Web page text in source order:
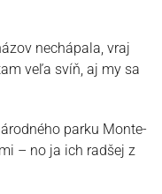
nechápala, vraj
veľa svíň, aj my sa
parku Monte-
– no ja ich radšej z